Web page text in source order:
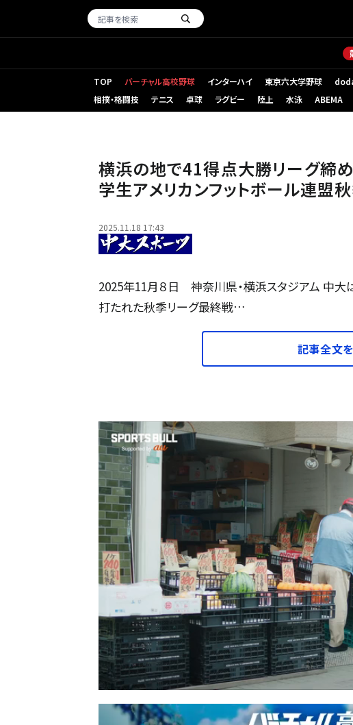
TOP バーチャル高校野球 インターハイ 東京六大学野球 （新
相撲・格闘技
テニス 卓球 ラグビー 陸上 水泳 ABEMA
横浜の地で41得点大勝リーグ締
学生アメリカンフットボール連
2025.11.18 17:43
2025年11月８日 神奈川県・横浜スタジアム 中大
打たれた秋季リーグ最終戦…
記事全文